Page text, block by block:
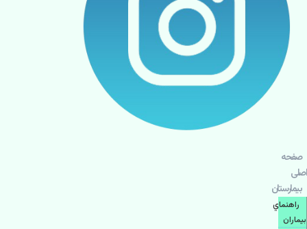
صفحه
اصلی
بيمارستان
راهنماي
بیماران